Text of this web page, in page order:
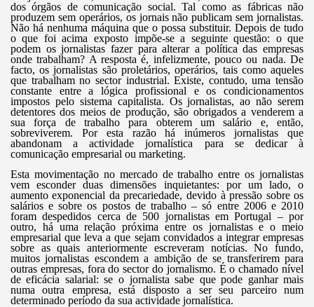
dos órgãos de comunicação social. Tal como as fábricas não
produzem sem operários, os jornais não publicam sem jornalistas.
Não há nenhuma máquina que o possa substituir. Depois de tudo
o que foi acima exposto impõe-se a seguinte questão: o que
podem os jornalistas fazer para alterar a política das empresas
onde trabalham? A resposta é, infelizmente, pouco ou nada. De
facto, os jornalistas são proletários, operários, tais como aqueles
que trabalham no sector industrial. Existe, contudo, uma tensão
constante entre a lógica profissional e os condicionamentos
impostos pelo sistema capitalista. Os jornalistas, ao não serem
detentores dos meios de produção, são obrigados a venderem a
sua força de trabalho para obterem um salário e, então,
sobreviverem. Por esta razão há inúmeros jornalistas que
abandonam a actividade jornalística para se dedicar à
comunicação empresarial ou marketing.
Esta movimentação no mercado de trabalho entre os jornalistas
vem esconder duas dimensões inquietantes: por um lado, o
aumento exponencial da precariedade, devido à pressão sobre os
salários e sobre os postos de trabalho – só entre 2006 e 2010
foram despedidos cerca de 500 jornalistas em Portugal – por
outro, há uma relação próxima entre os jornalistas e o meio
empresarial que leva a que sejam convidados a integrar empresas
sobre as quais anteriormente escreveram notícias. No fundo,
muitos jornalistas escondem a ambição de se transferirem para
outras empresas, fora do sector do jornalismo. É o chamado nível
de eficácia salarial: se o jornalista sabe que pode ganhar mais
numa outra empresa, está disposto a ser seu parceiro num
determinado período da sua actividade jornalística.